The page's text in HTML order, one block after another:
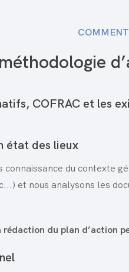
COFRAC et les
état des lieux
du contexte
et nous analysons les
du plan d’action